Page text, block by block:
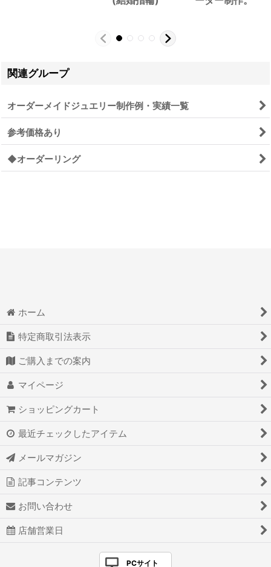
関連グループ
オーダーメイドジュエリー制作例・実績一覧
参考価格あり
◆オーダーリング
ホーム
特定商取引法表示
ご購入までの案内
マイページ
ショッピングカート
最近チェックしたアイテム
メールマガジン
記事コンテンツ
お問い合わせ
店舗営業日
PCサイト